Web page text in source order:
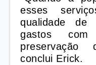
esses
qualidade de
gastos
preservação
conclui Erick.